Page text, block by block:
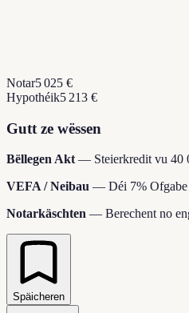
Notar5 025 €
Hypothéik5 213 €
Gutt ze wëssen
Bëllegen Akt — Steierkredit vu 40
VEFA / Neibau — Déi 7%
Notarkäschten — Berechent no
Späicheren